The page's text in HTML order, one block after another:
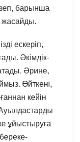
барынша
жасайды.
ескеріп,
Әкімдік-
Әрине,
Өйткені,
кейін
ұйыстыруға